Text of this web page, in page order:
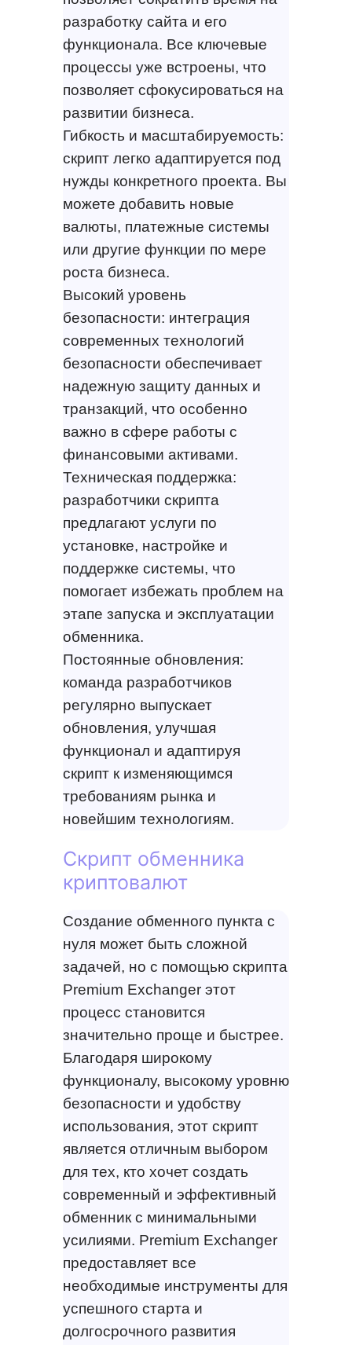
разработку сайта и его
функционала. Все ключевые
процессы уже встроены, что
позволяет сфокусироваться на
развитии бизнеса.
Гибкость и масштабируемость:
скрипт легко адаптируется под
нужды конкретного проекта. Вы
можете добавить новые
валюты, платежные системы
или другие функции по мере
роста бизнеса.
Высокий уровень
безопасности: интеграция
современных технологий
безопасности обеспечивает
надежную защиту данных и
транзакций, что особенно
важно в сфере работы с
финансовыми активами.
Техническая поддержка:
разработчики скрипта
предлагают услуги по
установке, настройке и
поддержке системы, что
помогает избежать проблем на
этапе запуска и эксплуатации
обменника.
Постоянные обновления:
команда разработчиков
регулярно выпускает
обновления, улучшая
функционал и адаптируя
скрипт к изменяющимся
требованиям рынка и
новейшим технологиям.
Скрипт обменника
криптовалют
Создание обменного пункта с
нуля может быть сложной
задачей, но с помощью скрипта
Premium Exchanger этот
процесс становится
значительно проще и быстрее.
Благодаря широкому
функционалу, высокому уровню
безопасности и удобству
использования, этот скрипт
является отличным выбором
для тех, кто хочет создать
современный и эффективный
обменник с минимальными
усилиями. Premium Exchanger
предоставляет все
необходимые инструменты для
успешного старта и
долгосрочного развития